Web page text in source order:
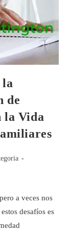
la
de
la Vida
a veces nos
desafíos es